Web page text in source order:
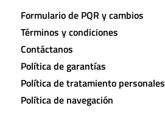
Formulario de PQR y cambios
Términos y condiciones
Contáctanos
Política de garantías
Política de tratamiento personales
Política de navegación